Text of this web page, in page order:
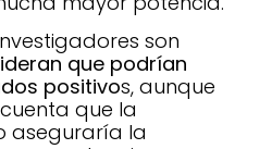
son
que podrían
positivos, aunque
que la
aseguraría la